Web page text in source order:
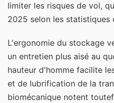
limiter les risques de vol,
2025 selon les statistiques
L'ergonomie du stockage
un entretien plus aisé au
hauteur d'homme facilite
et de lubrification de la
biomécanique notent